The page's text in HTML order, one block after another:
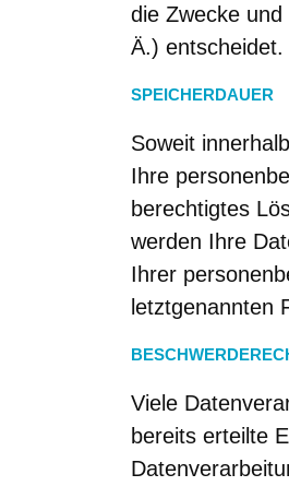
die Zwecke
Ä.) entscheidet.
SPEICHERDAUER
Soweit
Ihre
berechtigtes
werden Ihre
Ihrer
letztgenannten
Viele
bereits erteilte